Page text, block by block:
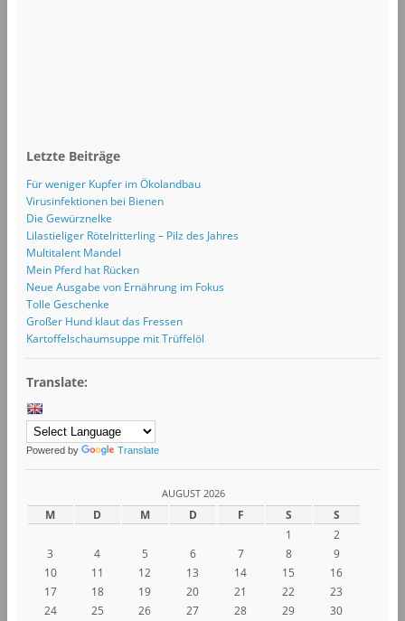
Letzte Beiträge
Für weniger Kupfer im Ökolandbau
Virusinfektionen bei Bienen
Die Gewürznelke
Lilastieliger Rötelritterling – Pilz des Jahres
Multitalent Mandel
Mein Pferd hat Rücken
Neue Ausgabe von Ernährung im Fokus
Tolle Geschenke
Großer Hund klaut das Fressen
Kartoffelschaumsuppe mit Trüffelöl
Translate:
Powered by Translate
AUGUST 2026
M D M D F S S
1
2
3
4 5 6 7 8
9
10
11 12 13 14 15
16
17
18 19 20 21 22
23
24
25 26 27 28 29
30